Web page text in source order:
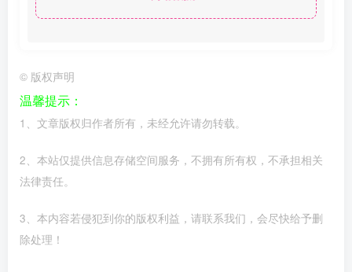
© 版权声明
温馨提示：
1、文章版权归作者所有，未经允许请勿转载。
2、本站仅提供信息存储空间服务，不拥有所有权，不承担相关
法律责任。
3、本内容若侵犯到你的版权利益，请联系我们，会尽快给予删
除处理！